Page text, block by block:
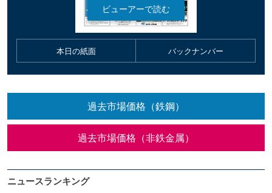
本日の紙面 バックナンバー
過去市場価格（鉄鋼）
過去市場価格（非鉄金属）
ニュースランキング